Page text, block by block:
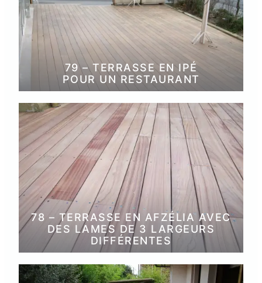
79 – TERRASSE EN IPÉ
POUR UN RESTAURANT
78 – TERRASSE EN AFZÉLIA AVEC
DES LAMES DE 3 LARGEURS
DIFFÉRENTES